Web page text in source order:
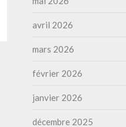
avril 2026
mars 2026
février 2026
janvier 2026
décembre 2025